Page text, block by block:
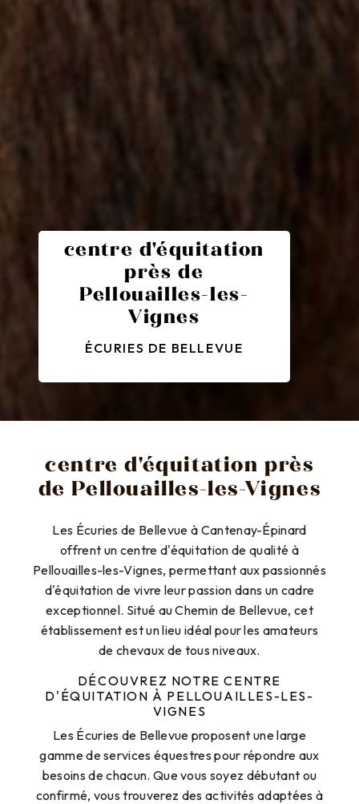
centre d'équitation
près de
Pellouailles-les-
Vignes
ÉCURIES DE BELLEVUE
centre d'équitation près
de Pellouailles-les-Vignes
Les Écuries de Bellevue à Cantenay-Épinard
offrent un centre d'équitation de qualité à
Pellouailles-les-Vignes, permettant aux passionnés
d'équitation de vivre leur passion dans un cadre
exceptionnel. Situé au Chemin de Bellevue, cet
établissement est un lieu idéal pour les amateurs
de chevaux de tous niveaux.
DÉCOUVREZ NOTRE CENTRE
D'ÉQUITATION À PELLOUAILLES-LES-
VIGNES
Les Écuries de Bellevue proposent une large
gamme de services équestres pour répondre aux
besoins de chacun. Que vous soyez débutant ou
confirmé, vous trouverez des activités adaptées à